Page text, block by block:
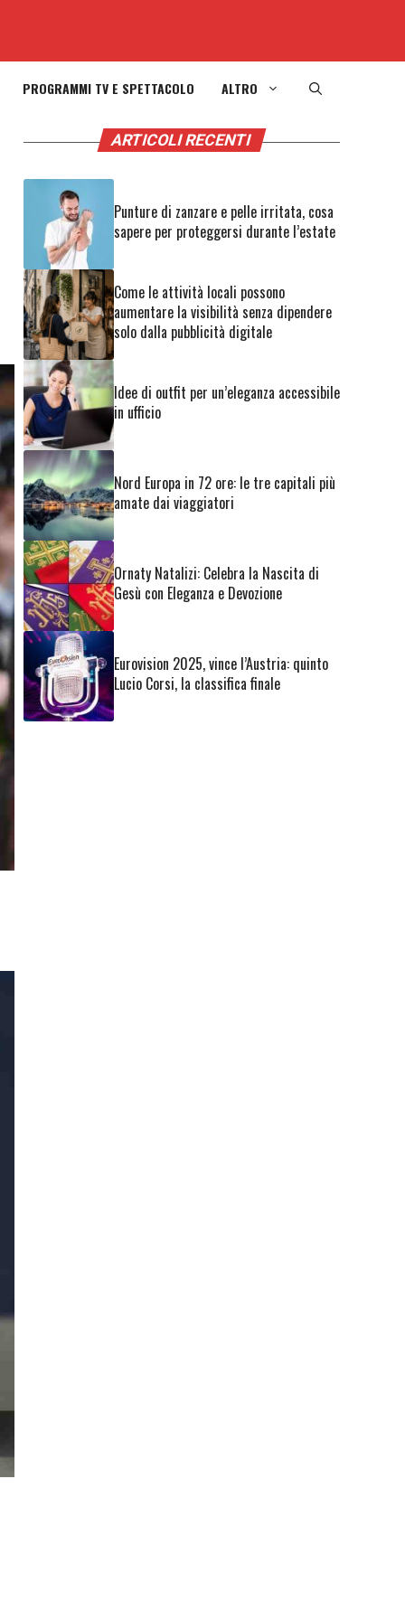
PROGRAMMI TV E SPETTACOLO ALTRO
ARTICOLI RECENTI
Punture di zanzare e pelle irritata, cosa
sapere per proteggersi durante l’estate
Come le attività locali possono
aumentare la visibilità senza dipendere
solo dalla pubblicità digitale
Idee di outfit per un’eleganza accessibile
in ufficio
Nord Europa in 72 ore: le tre capitali più
amate dai viaggiatori
Ornaty Natalizi: Celebra la Nascita di
Gesù con Eleganza e Devozione
Eurovision 2025, vince l’Austria: quinto
Lucio Corsi, la classifica finale